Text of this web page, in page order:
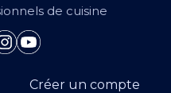
de cuisine
Créer un compte